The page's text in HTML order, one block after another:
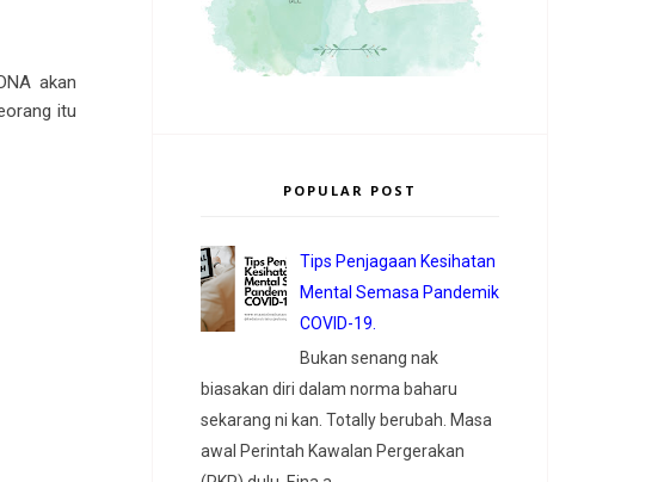
akan
itu
POPULAR POST
Tips Penjagaan Kesihatan
Mental Semasa Pandemik
COVID-19.
Bukan senang nak
biasakan diri dalam norma baharu
sekarang ni kan. Totally berubah. Masa
awal Perintah Kawalan Pergerakan